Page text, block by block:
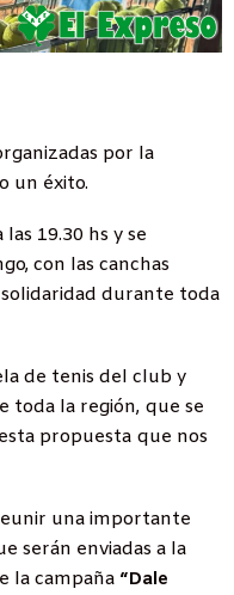
por la
un éxito.
19.30 hs y se
con las canchas
durante toda
de tenis del club y
toda la región, que se
propuesta que nos
una importante
serán enviadas a la
la campaña “Dale